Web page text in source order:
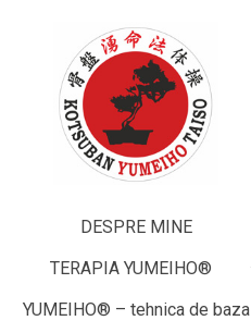
DESPRE MINE
TERAPIA YUMEIHO®
YUMEIHO® – tehnica de baza